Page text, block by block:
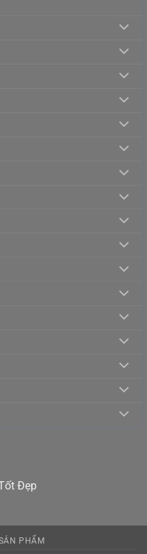
Đẹp
PHẨM